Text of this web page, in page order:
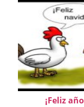
¡Feliz